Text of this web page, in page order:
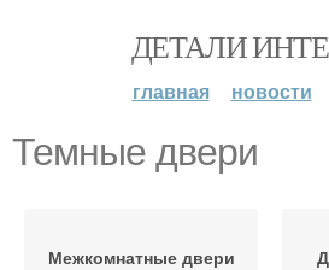
ДЕТАЛИ
главная новости
Темные двери
Межкомнатные двери